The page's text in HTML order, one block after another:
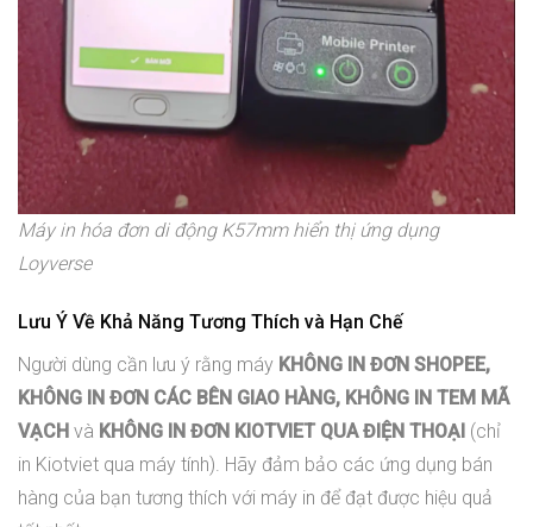
Máy in hóa đơn di động K57mm hiển thị ứng dụng
Loyverse
Lưu Ý Về Khả Năng Tương Thích và Hạn Chế
Người dùng cần lưu ý rằng máy KHÔNG IN ĐƠN SHOPEE,
KHÔNG IN ĐƠN CÁC BÊN GIAO HÀNG, KHÔNG IN TEM MÃ
VẠCH và KHÔNG IN ĐƠN KIOTVIET QUA ĐIỆN THOẠI (chỉ
in Kiotviet qua máy tính). Hãy đảm bảo các ứng dụng bán
hàng của bạn tương thích với máy in để đạt được hiệu quả